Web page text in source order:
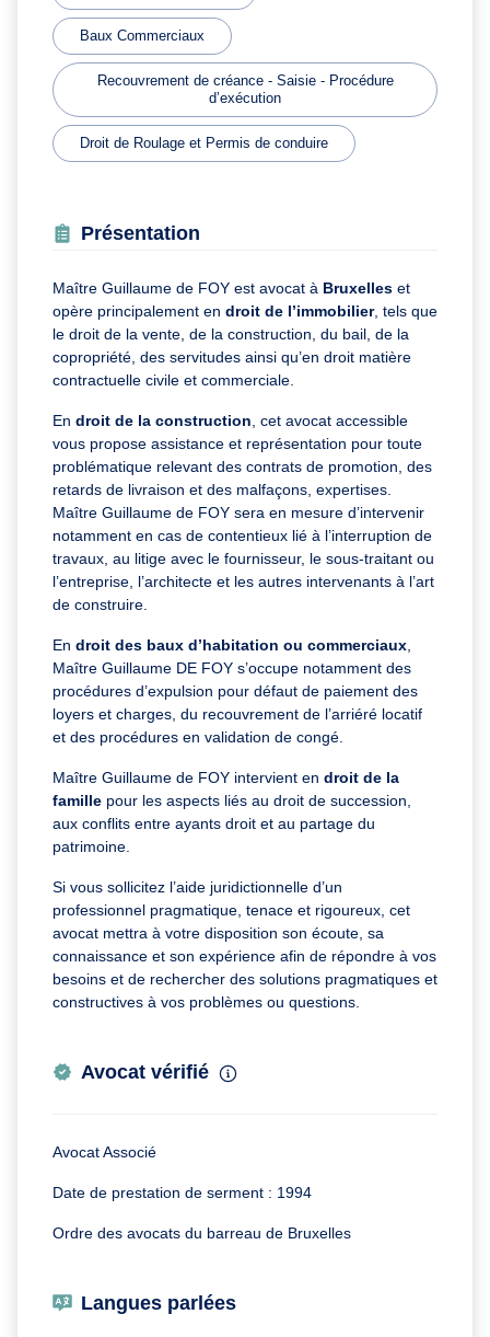
Baux Commerciaux
Recouvrement de créance - Saisie - Procédure
d’exécution
Droit de Roulage et Permis de conduire
Présentation
Maître Guillaume de FOY est avocat à Bruxelles et
opère principalement en droit de l’immobilier, tels que
le droit de la vente, de la construction, du bail, de la
copropriété, des servitudes ainsi qu’en droit matière
contractuelle civile et commerciale.
En droit de la construction , cet avocat accessible
vous propose assistance et représentation pour toute
problématique relevant des contrats de promotion, des
retards de livraison et des malfaçons, expertises.
Maître Guillaume de FOY sera en mesure d’intervenir
notamment en cas de contentieux lié à l’interruption de
travaux, au litige avec le fournisseur, le sous-traitant ou
l’entreprise, l’architecte et les autres intervenants à l’art
de construire.
En droit des baux d’habitation ou commerciaux
Maître Guillaume DE FOY s’occupe notamment des
procédures d’expulsion pour défaut de paiement des
loyers et charges, du recouvrement de l’arriéré locatif
et des procédures en validation de congé.
Maître Guillaume de FOY intervient en droit de la
famille pour les aspects liés au droit de succession,
aux conflits entre ayants droit et au partage du
patrimoine.
Si vous sollicitez l’aide juridictionnelle d’un
professionnel pragmatique, tenace et rigoureux, cet
avocat mettra à votre disposition son écoute, sa
connaissance et son expérience afin de répondre à vos
besoins et de rechercher des solutions pragmatiques et
constructives à vos problèmes ou questions.
Avocat vérifié
Avocat Associé
Date de prestation de serment : 1994
Ordre des avocats du barreau de Bruxelles
Langues parlées